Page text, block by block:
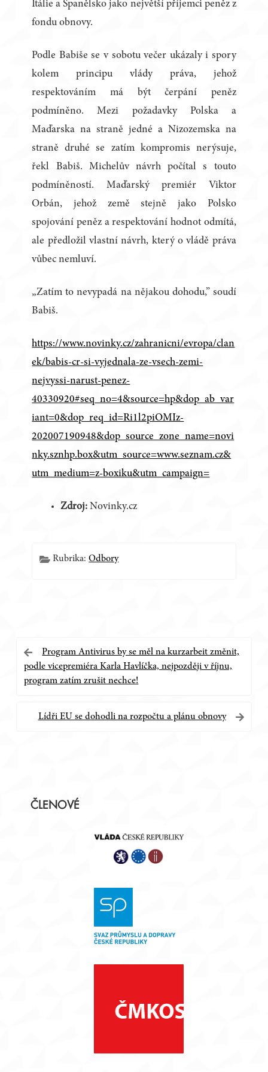
Itálie a Španělsko jako největší příjemci peněz z
fondu obnovy.
Podle Babiše se v sobotu večer ukázaly i spory
kolem principu vlády práva, jehož
respektováním má být čerpání peněz
podmíněno. Mezi požadavky Polska a
Maďarska na straně jedné a Nizozemska na
straně druhé se zatím kompromis nerýsuje,
řekl Babiš. Michelův návrh počítal s touto
podmíněností. Maďarský premiér Viktor
Orbán, jehož země stejně jako Polsko
spojování peněz a respektování hodnot odmítá,
ale předložil vlastní návrh, který o vládě práva
vůbec nemluví.
„Zatím to nevypadá na nějakou dohodu,” soudí
Babiš.
https://www.novinky.cz/zahranicni/evropa/clan
ek/babis-cr-si-vyjednala-ze-vsech-zemi-
nejvyssi-narust-penez-
40330920#seq_no=4&source=hp&dop_ab_var
iant=0&dop_req_id=Ri1l2piOMIz-
202007190948&dop_source_zone_name=novi
nky.sznhp.box&utm_source=www.seznam.cz&
utm_medium=z-boxiku&utm_campaign=
Zdroj: Novinky.cz
Rubrika:Odbory
Navigace
pro
Program Antivirus by se měl na kurzarbeit změnit,
podle vicepremiéra Karla Havlíčka, nejpozději v říjnu,
program zatím zrušit nechce!
Lídři EU se dohodli na rozpočtu a plánu obnovy
ČLENOVÉ